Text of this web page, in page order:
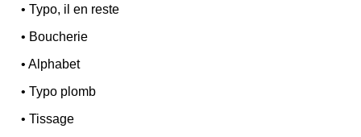
•Typo, il en reste
• Boucherie
•Alphabet
•Typo plomb
•Tissage